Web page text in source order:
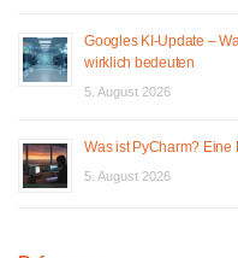
Googles KI-Update –
wirklich bedeuten
5. August 2026
Was ist PyCharm? Eine
5. August 2026